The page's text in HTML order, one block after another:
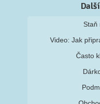
Staň
Video: Jak
Často